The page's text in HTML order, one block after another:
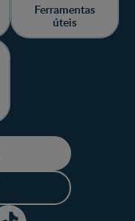
Ferramentas
úteis